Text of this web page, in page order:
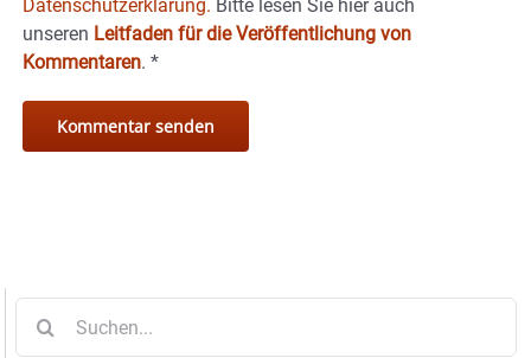
Datenschutzerklärung. Bitte lesen Sie hier auch
unseren Leitfaden für die Veröffentlichung von
Kommentaren. *
nach: